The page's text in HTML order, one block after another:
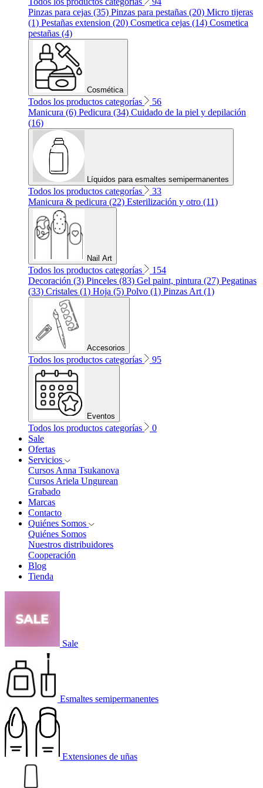
Pinzas para cejas (35) Pinzas para pestañas (20) Micro tijeras
(1) Pestañas extension (20) Cosmetica cejas (14) Cosmetica
pestañas (4)
Cosmética
Todos los productos categorías
56
Manicura (6) Pedicura (34) Cuidado de la piel y depilación
(16)
Líquidos para esmaltes semipermanentes
Todos los productos categorías
33
Manicura & pedicura (22) Esterilización y otro (11)
Nail Art
Todos los productos categorías
154
Decoración (3) Pinceles (83) Gel paint, pintura (27) Pegatinas
(33) Cristales (1) Hoja (5) Polvo (1) Pinzas Art (1)
Accesorios
Todos los productos categorías 95
Eventos
Todos los productos categorías
0
Sale
Ofertas
Servicios
Cursos Anna Tsukanova
Cursos Ariela Ungurean
Grabado
Marcas
Contacto
Quiénes Somos
Quiénes Somos
Nuestros distribuidores
Cooperación
Blog
Tienda
Sale
Esmaltes semipermanentes
Extensiones de uñas